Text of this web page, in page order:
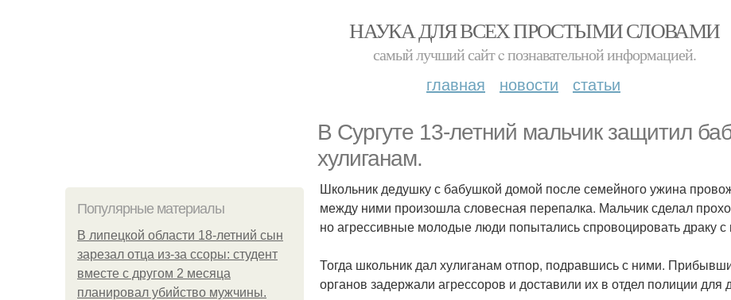
НАУКА ДЛЯ ВСЕХ ПРОСТЫМИ СЛОВАМИ
самый лучший сайт c познавательной информацией.
главная новости статьи
В Сургуте 13-летний мальчик защитил
хулиганам.
Популярные материалы
В липецкой области 18-летний сын
зарезал отца из-за ссоры: студент
вместе с другом 2 месяца
планировал убийство мужчины.
Школьник дедушку с бабушкой домой после семейного ужина
между ними произошла словесная перепалка. Мальчик сделал
но агрессивные молодые люди попытались спровоцировать драку
Тогда школьник дал хулиганам отпор, подравшись с ними.
органов задержали агрессоров и доставили их в отдел полиции для